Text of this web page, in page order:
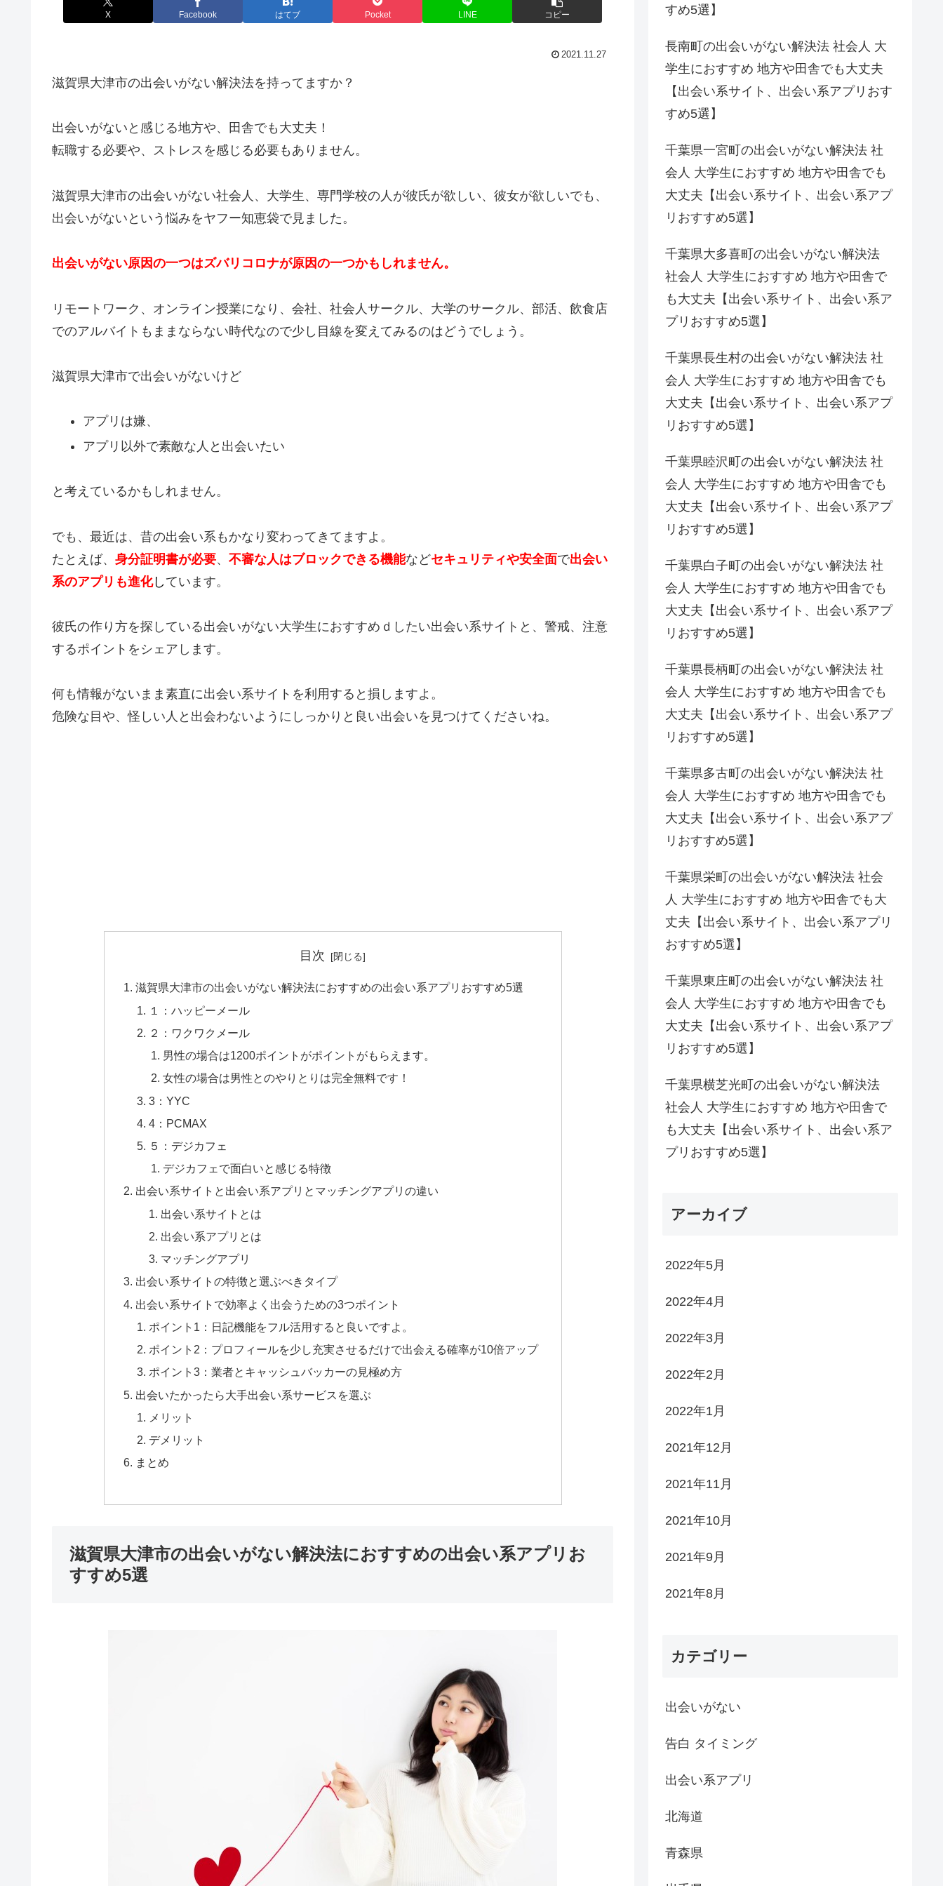
X Facebook はてブ Pocket LINE コピー
2021.11.27
滋賀県大津市の出会いがない解決法を持ってますか？
出会いがないと感じる地方や、田舎でも大丈夫！
転職する必要や、ストレスを感じる必要もありません。
滋賀県大津市の出会いがない社会人、大学生、専門学校の人が彼氏が欲しい、彼女が欲しいでも、
出会いがないという悩みをヤフー知恵袋で見ました。
出会いがない原因の一つはズバリコロナが原因の一つかもしれません。
リモートワーク、オンライン授業になり、会社、社会人サークル、大学のサークル、部活、飲食店
でのアルバイトもままならない時代なので少し目線を変えてみるのはどうでしょう。
滋賀県大津市で出会いがないけど
アプリは嫌、
アプリ以外で素敵な人と出会いたい
と考えているかもしれません。
でも、最近は、昔の出会い系もかなり変わってきてますよ。
たとえば、 身分証明書が必要、 不審な人はブロックできる機能などセキュリティや安全面で出会い
系のアプリも進化し ています。
彼氏の作り方を探している出会いがない大学生におすすめｄしたい出会い系サイトと、警戒、注意
するポイントをシェアします。
何も情報がないまま素直に出会い系サイトを利用すると損しますよ。
危険な目や、怪しい人と出会わないようにしっかりと良い出会いを見つけてくださいね。
目次
滋賀県大津市の出会いがない解決法におすすめの出会い系アプリおすすめ5選
１：ハッピーメール
２：ワクワクメール
男性の場合は1200ポイントがポイントがもらえます。
女性の場合は男性とのやりとりは完全無料です！
3：YYC
4：PCMAX
５：デジカフェ
デジカフェで面白いと感じる特徴
出会い系サイトと出会い系アプリとマッチングアプリの違い
出会い系サイトとは
出会い系アプリとは
マッチングアプリ
出会い系サイトの特徴と選ぶべきタイプ
出会い系サイトで効率よく出会うための3つポイント
ポイント1：日記機能をフル活用すると良いですよ。
ポイント2：プロフィールを少し充実させるだけで出会える確率が10倍アップ
ポイント3：業者とキャッシュバッカーの見極め方
出会いたかったら大手出会い系サービスを選ぶ
メリット
デメリット
まとめ
滋賀県大津市の出会いがない解決法におすすめの出会い系アプリお
すすめ5選
すめ5選】
長南町の出会いがない解決法 社会人 大
学生におすすめ 地方や田舎でも大丈夫
【出会い系サイト、出会い系アプリおす
すめ5選】
千葉県一宮町の出会いがない解決法 社
会人 大学生におすすめ 地方や田舎でも
大丈夫【出会い系サイト、出会い系アプ
リおすすめ5選】
千葉県大多喜町の出会いがない解決法
社会人 大学生におすすめ 地方や田舎で
も大丈夫【出会い系サイト、出会い系ア
プリおすすめ5選】
千葉県長生村の出会いがない解決法 社
会人 大学生におすすめ 地方や田舎でも
大丈夫【出会い系サイト、出会い系アプ
リおすすめ5選】
千葉県睦沢町の出会いがない解決法 社
会人 大学生におすすめ 地方や田舎でも
大丈夫【出会い系サイト、出会い系アプ
リおすすめ5選】
千葉県白子町の出会いがない解決法 社
会人 大学生におすすめ 地方や田舎でも
大丈夫【出会い系サイト、出会い系アプ
リおすすめ5選】
千葉県長柄町の出会いがない解決法 社
会人 大学生におすすめ 地方や田舎でも
大丈夫【出会い系サイト、出会い系アプ
リおすすめ5選】
千葉県多古町の出会いがない解決法 社
会人 大学生におすすめ 地方や田舎でも
大丈夫【出会い系サイト、出会い系アプ
リおすすめ5選】
千葉県栄町の出会いがない解決法 社会
人 大学生におすすめ 地方や田舎でも大
丈夫【出会い系サイト、出会い系アプリ
おすすめ5選】
千葉県東庄町の出会いがない解決法 社
会人 大学生におすすめ 地方や田舎でも
大丈夫【出会い系サイト、出会い系アプ
リおすすめ5選】
千葉県横芝光町の出会いがない解決法
社会人 大学生におすすめ 地方や田舎で
も大丈夫【出会い系サイト、出会い系ア
プリおすすめ5選】
アーカイブ
2022年5月
2022年4月
2022年3月
2022年2月
2022年1月
2021年12月
2021年11月
2021年10月
2021年9月
2021年8月
カテゴリー
出会いがない
告白 タイミング
出会い系アプリ
北海道
青森県